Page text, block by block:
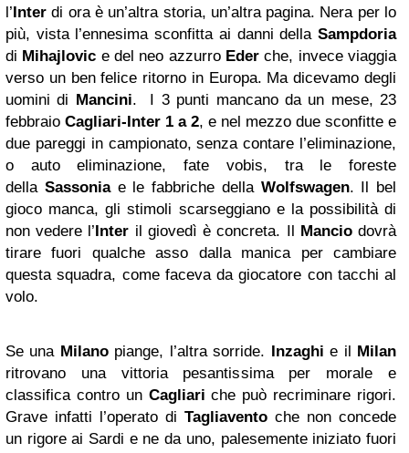
l’Interdi ora è un’altra storia, un’altra pagina. Nera per lo
più, vista l’ennesima sconfitta ai danni della Sampdoria
di Mihajlovic e del neo azzurro Ederche, invece viaggia
verso un ben felice ritorno in Europa. Ma dicevamo degli
uomini di Mancini. I 3 punti mancano da un mese, 23
febbraio Cagliari-Inter 1 a 2, e nel mezzo due sconfitte e
due pareggi in campionato, senza contare l’eliminazione,
o auto eliminazione, fate vobis, tra le foreste
della Sassoniae le fabbriche dellaWolfswagen. Il bel
gioco manca, gli stimoli scarseggiano e la possibilità di
non vedere l’Inter il giovedì è concreta. Il Manciodovrà
tirare fuori qualche asso dalla manica per cambiare
questa squadra, come faceva da giocatore con tacchi al
volo.
Se una Milanopiange, l’altra sorride. Inzaghi e il Milan
ritrovano una vittoria pesantissima per morale e
classifica contro un Cagliari che può recriminare rigori.
Grave infatti l’operato di Tagliavento che non concede
un rigore ai Sardi e ne da uno, palesemente iniziato fuori